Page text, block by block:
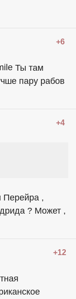
+6
Ты там
пару рабов
+4
Перейра ,
? Может ,
+12